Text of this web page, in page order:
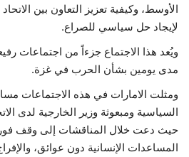
حياة
الأوسط، وكيفية ‏تعزيز التعاون بين
لإيجاد ‏حل سياسي للصراع.‏
ويُعد هذا الاجتماع جزءاً من اجتماعات
مدى يومين بشأن الحرب في غزة.‏
ومثلت الامارات في هذه الاجتماعات
السياسية ومبعوثة وزير الخارجية لدى
حيث دعت خلال المناقشات إلى وقف
المساعدات الإنسانية دون ‏عوائق،